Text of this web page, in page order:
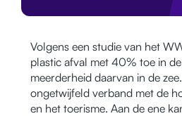
Volgens een studie van het
plastic afval met 40% toe in
meerderheid daarvan in de
ongetwijfeld verband met de
en het toerisme. Aan de ene